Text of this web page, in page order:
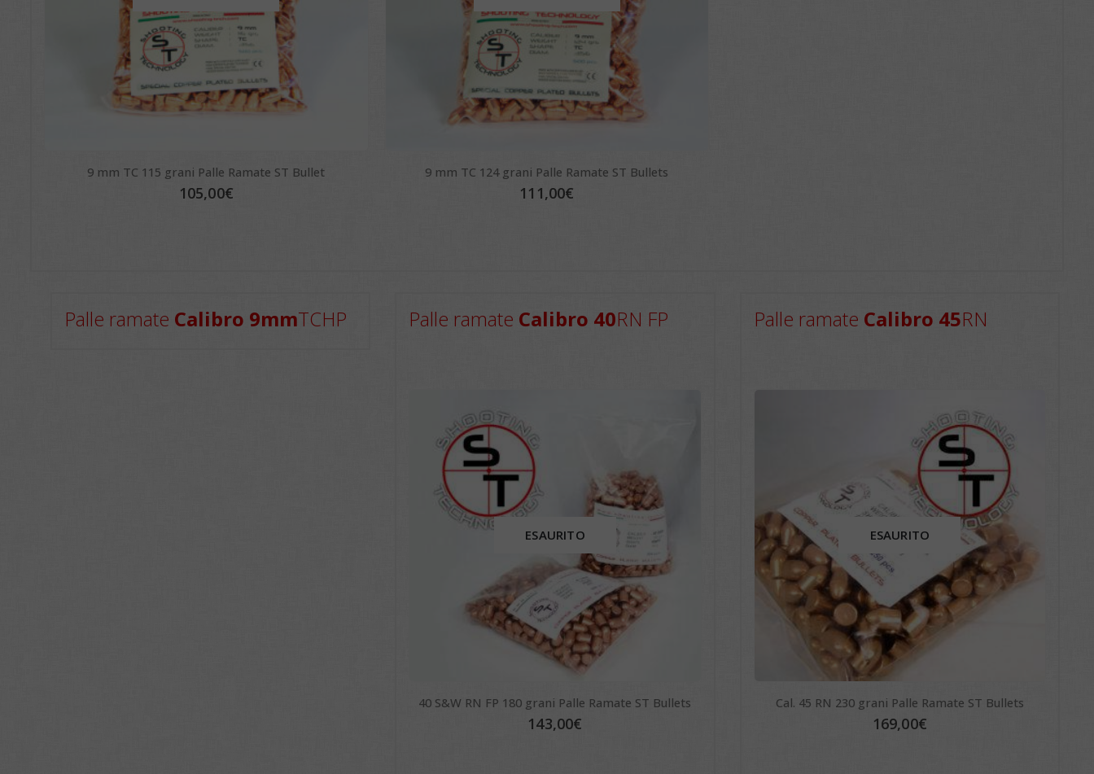
9 mm TC 115 grani Palle Ramate ST Bullet
105,00€
9 mm TC 124 grani Palle Ramate ST Bullets
111,00€
Palle ramate Calibro 9mmTCHP Palle ramate Calibro 40RN FP
ESAURITO
40 S&W RN FP 180 grani Palle Ramate ST Bullets
143,00€
Palle ramate Calibro 45RN
ESAURITO
Cal. 45 RN 230 grani Palle Ramate ST Bullets
169,00€
Resta